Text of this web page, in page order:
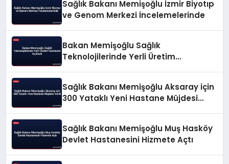
Sağlık Bakanı Memişoğlu İzmir Biyotıp
ve Genom Merkezi İncelemelerinde
Bakan Memişoğlu Sağlık
Teknolojilerinde Yerli Üretim
Sağlık Bakanı Memişoğlu Aksaray için
300 Yataklı Yeni Hastane Müjdesi
Sağlık Bakanı Memişoğlu Muş Hasköy
Devlet Hastanesini Hizmete Açtı